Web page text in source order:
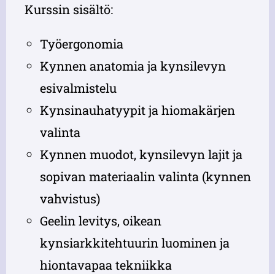
Kurssin sisältö:
Työergonomia
Kynnen anatomia ja kynsilevyn
esivalmistelu
Kynsinauhatyypit ja hiomakärjen
valinta
Kynnen muodot, kynsilevyn lajit ja
sopivan materiaalin valinta (kynnen
vahvistus)
Geelin levitys, oikean
kynsiarkkitehtuurin luominen ja
hiontavapaa tekniikka